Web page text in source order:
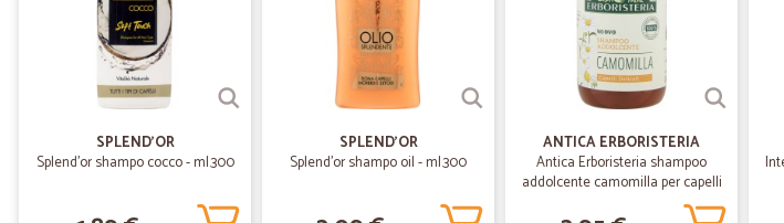
SPLEND'OR
Splend'or shampo cocco - ml.300
SPLEND'OR
Splend'or shampo oil - ml.300
ANTICA ERBORISTERIA
Antica Erboristeria shampoo
addolcente camomilla per capelli